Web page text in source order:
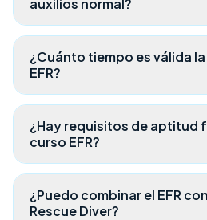
auxilios normal?
¿Cuánto tiempo es válida
EFR?
¿Hay requisitos de aptitud
curso EFR?
¿Puedo combinar el EFR
Rescue Diver?